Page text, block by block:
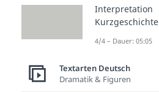
wirklich
Lebe
Leben
hätte.
Interpretation
Kurzgeschichte
4/4 – Dauer: 05:05
Textarten Deutsch
Dramatik & Figuren